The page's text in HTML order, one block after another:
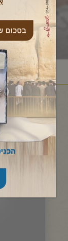
ראשי/
תפריט